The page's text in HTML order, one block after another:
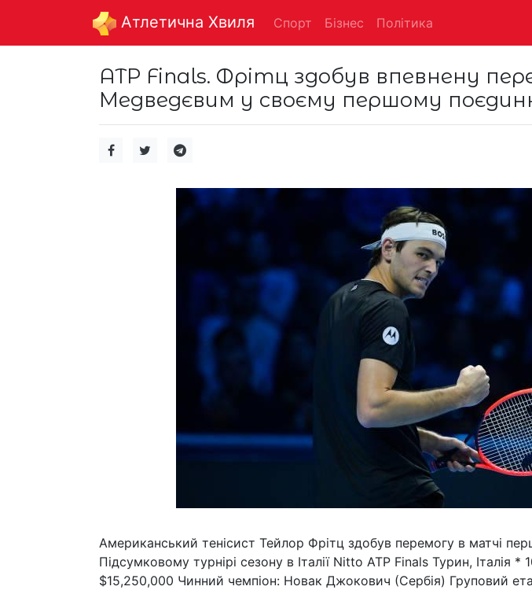
Aтлетична Хвиля Спорт Бізнес Політика
ATP Finals. Фрітц здобув впевнену
Медведєвим у своєму першому
Американський тенісист Тейлор Фрітц здобув перемогу в матчі
Підсумковому турнірі сезону в Італії Nitto ATP Finals Турин, Італія
$15,250,000 Чинний чемпіон: Новак Джокович (Сербія) Груповий